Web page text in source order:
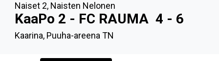
Naiset 2, Naisten Nelonen
KaaPo 2 - FC RAUMA 4 - 6
Kaarina, Puuha-areena TN